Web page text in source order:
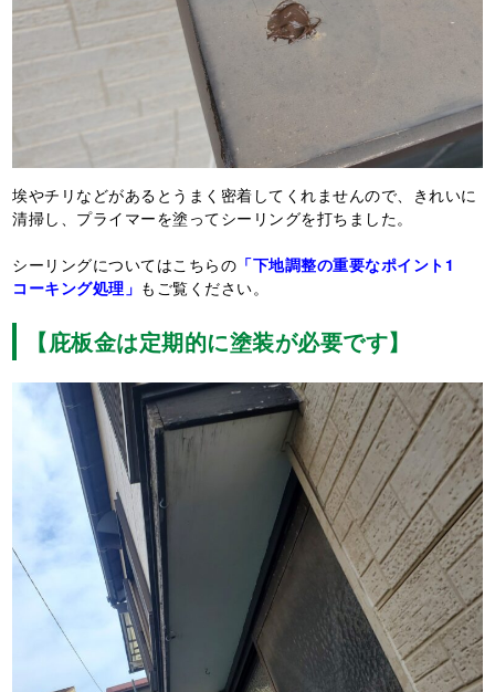
埃やチリなどがあるとうまく密着してくれませんので、きれいに
清掃し、プライマーを塗ってシーリングを打ちました。
シーリングについてはこちらの 「下地調整の重要なポイント1
コーキング処理」 もご覧ください。
【庇板金は定期的に塗装が必要です】